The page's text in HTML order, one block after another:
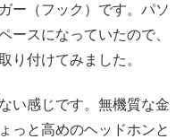
ー（フック）です。パソ
ースになっていたので、
り付けてみました。
い感じです。無機質な金
っと高めのヘッドホンと